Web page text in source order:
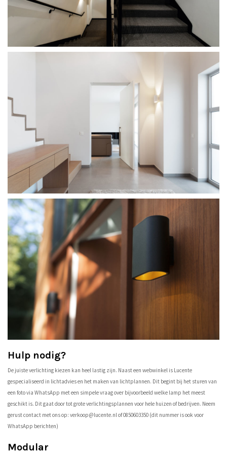
Hulp nodig?
De juiste verlichting kiezen kan heel lastig zijn. Naast een webwinkel is Lucente
gespecialiseerd in lichtadvies en het maken van lichtplannen. Dit begint bij het sturen van
een foto via WhatsApp met een simpele vraag over bijvoorbeeld welke lamp het meest
geschikt is. Dit gaat door tot grote verlichtingsplannen voor hele huizen of bedrijven. Neem
gerust contact met ons op: verkoop@lucente.nlof 0850603350 (dit nummer is ook voor
WhatsApp berichten)
Modular